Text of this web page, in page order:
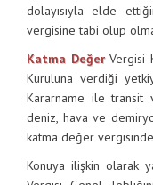
dolayısıyla elde
vergisine tabi olup
Katma DeğerVergisi
Kuruluna verdiği
Kararname ile transit
deniz, hava ve
katma değer
Konuya ilişkin olarak